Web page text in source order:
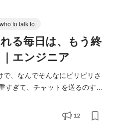
to talk to
る毎日は、もう終
エンジニア
で、なんでそんなにピリピリさ
すぎて、チャットを送るのすら
、本当にしんどいですよね。
12